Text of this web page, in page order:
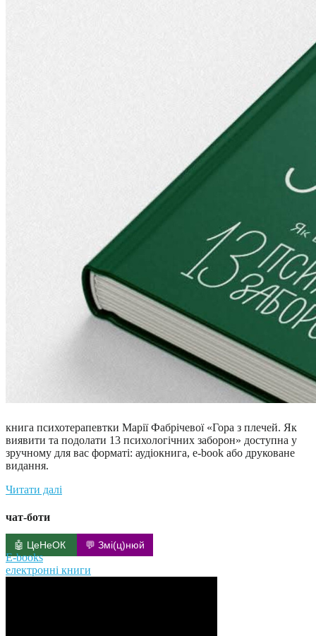
книга психотерапевтки Марії Фабрічевої «Гора з плечей. Як
виявити та подолати 13 психологічних заборон» доступна у
зручному для вас форматі: аудіокнига, e-book або друковане
видання.
Читати далі
чат-боти
🤖 ЦеНеОК 💬 Змі(ц)нюй
E-books
електронні книги